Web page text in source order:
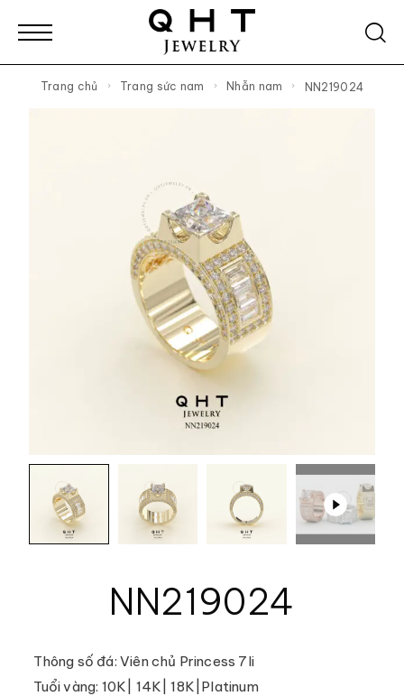
Trang chủ Trang sức nam Nhẫn nam NN219024
NN219024
Thông số đá: Viên chủ Princess 7li
Tuổi vàng: 10K| 14K| 18K|Platinum